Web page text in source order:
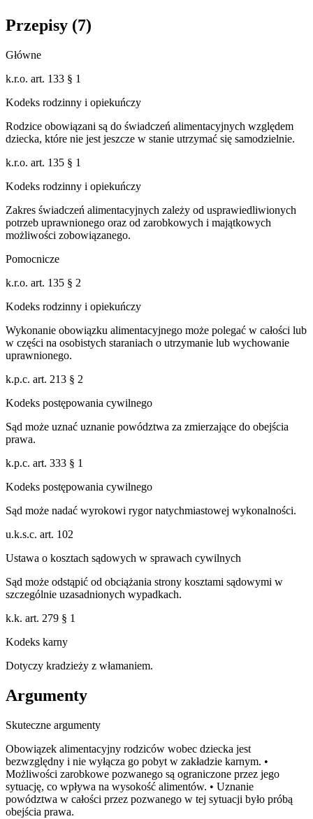
Przepisy (7)
Główne
k.r.o. art. 133 § 1
Kodeks rodzinny i opiekuńczy
Rodzice obowiązani są do świadczeń alimentacyjnych względem
dziecka, które nie jest jeszcze w stanie utrzymać się samodzielnie.
k.r.o. art. 135 § 1
Kodeks rodzinny i opiekuńczy
Zakres świadczeń alimentacyjnych zależy od usprawiedliwionych
potrzeb uprawnionego oraz od zarobkowych i majątkowych
możliwości zobowiązanego.
Pomocnicze
k.r.o. art. 135 § 2
Kodeks rodzinny i opiekuńczy
Wykonanie obowiązku alimentacyjnego może polegać w całości lub
w części na osobistych staraniach o utrzymanie lub wychowanie
uprawnionego.
k.p.c. art. 213 § 2
Kodeks postępowania cywilnego
Sąd może uznać uznanie powództwa za zmierzające do obejścia
prawa.
k.p.c. art. 333 § 1
Kodeks postępowania cywilnego
Sąd może nadać wyrokowi rygor natychmiastowej wykonalności.
u.k.s.c. art. 102
Ustawa o kosztach sądowych w sprawach cywilnych
Sąd może odstąpić od obciążania strony kosztami sądowymi w
szczególnie uzasadnionych wypadkach.
k.k. art. 279 § 1
Kodeks karny
Dotyczy kradzieży z włamaniem.
Argumenty
Skuteczne argumenty
Obowiązek alimentacyjny rodziców wobec dziecka jest
bezwzględny i nie wyłącza go pobyt w zakładzie karnym. •
Możliwości zarobkowe pozwanego są ograniczone przez jego
sytuację, co wpływa na wysokość alimentów. • Uznanie
powództwa w całości przez pozwanego w tej sytuacji było próbą
obejścia prawa.